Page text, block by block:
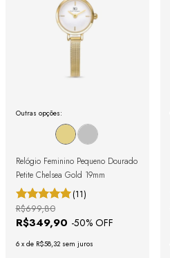
Outras opções:
Relógio Feminino Pequeno Dourado
Petite Chelsea Gold 19mm
(11)
R$349,90 -50% OFF
R$699,80
6 x de R$58,32 sem juros